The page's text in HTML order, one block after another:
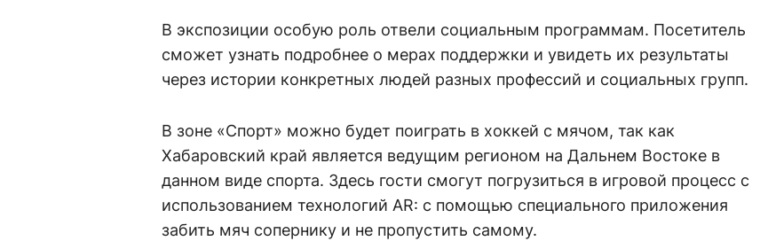
В экспозиции особую роль отвели социальным программам. Посетитель
сможет узнать подробнее о мерах поддержки и увидеть их результаты
через истории конкретных людей разных профессий и социальных групп.
В зоне «Спорт» можно будет поиграть в хоккей с мячом, так как
Хабаровский край является ведущим регионом на Дальнем Востоке в
данном виде спорта. Здесь гости смогут погрузиться в игровой процесс с
использованием технологий AR: с помощью специального приложения
забить мяч сопернику и не пропустить самому.